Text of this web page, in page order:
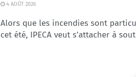
4 AOÛT 2026
Alors que les incendies sont
cet été, IPECA veut s’attacher à